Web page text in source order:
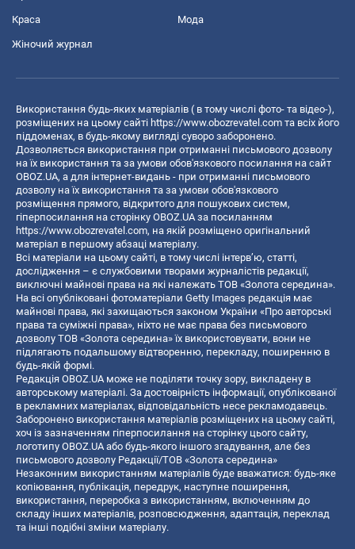
Краса Мода
Жіночий журнал
Використання будь-яких матеріалів ( в тому числі фото- та відео-),
розміщених на цьому сайті https://www.obozrevatel.com та всіх його
піддоменах, в будь-якому вигляді суворо заборонено.
Дозволяється використання при отриманні письмового дозволу
на їх використання та за умови обов'язкового посилання на сайт
OBOZ.UA, а для інтернет-видань - при отриманні письмового
дозволу на їх використання та за умови обов'язкового
розміщення прямого, відкритого для пошукових систем,
гіперпосилання на сторінку OBOZ.UA за посиланням
https://www.obozrevatel.com, на якій розміщено оригінальний
матеріал в першому абзаці матеріалу.
Всі матеріали на цьому сайті, в тому числі інтерв’ю, статті,
дослідження – є службовими творами журналістів редакції,
виключні майнові права на які належать ТОВ «Золота середина».
На всі опубліковані фотоматеріали Getty Images редакція має
майнові права, які захищаються законом України «Про авторські
права та суміжні права», ніхто не має права без письмового
дозволу ТОВ «Золота середина» їх використовувати, вони не
підлягають подальшому відтворенню, перекладу, поширенню в
будь-якій формі.
Редакція OBOZ.UA може не поділяти точку зору, викладену в
авторському матеріалі. За достовірність інформації, опублікованої
в рекламних матеріалах, відповідальність несе рекламодавець.
Заборонено використання матеріалів розміщених на цьому сайті,
хоч із зазначенням гіперпосилання на сторінку цього сайту,
логотипу OBOZ.UA або будь-якого іншого згадування, але без
письмового дозволу Редакції/ТОВ «Золота середина»
Незаконним використанням матеріалів буде вважатися: будь-яке
копiювання, публiкацiя, передрук, наступне поширення,
використання, переробка з використанням, включенням до
складу інших матеріалів, розповсюдження, адаптація, переклад
та інші подібні зміни матеріалу.